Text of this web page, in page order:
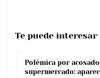
Polémica por
supermercado:
Te puede interesar